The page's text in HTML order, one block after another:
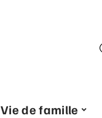
Vie de famille